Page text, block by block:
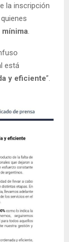
la inscripción
mínima.
está
y eficiente”.